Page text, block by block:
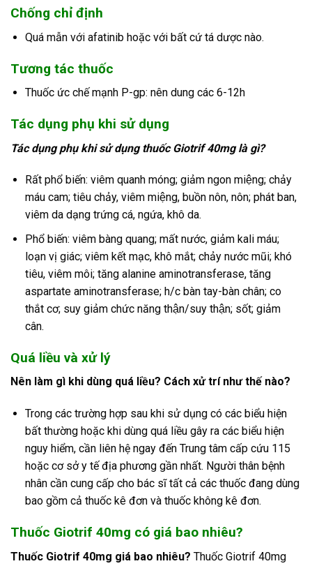
Chống chỉ định
Quá mẫn với afatinib hoặc với bất cứ tá dược nào.
Tương tác thuốc
Thuốc ức chế mạnh P-gp: nên dung các 6-12h
Tác dụng phụ khi sử dụng
Tác dụng phụ khi sử dụng thuốc Giotrif 40mg là gì?
Rất phổ biến: viêm quanh móng; giảm ngon miệng; chảy
máu cam; tiêu chảy, viêm miệng, buồn nôn, nôn; phát ban,
viêm da dạng trứng cá, ngứa, khô da.
Phổ biến: viêm bàng quang; mất nước, giảm kali máu;
loạn vị giác; viêm kết mạc, khô mắt; chảy nước mũi; khó
tiêu, viêm môi; tăng alanine aminotransferase, tăng
aspartate aminotransferase; h/c bàn tay-bàn chân; co
thắt cơ; suy giảm chức năng thận/suy thận; sốt; giảm
cân.
Quá liều và xử lý
Nên làm gì khi dùng quá liều? Cách xử trí như thế nào?
Trong các trường hợp sau khi sử dụng có các biểu hiện
bất thường hoặc khi dùng quá liều gây ra các biểu hiện
nguy hiểm, cần liên hệ ngay đến Trung tâm cấp cứu 115
hoặc cơ sở y tế địa phương gần nhất. Người thân bệnh
nhân cần cung cấp cho bác sĩ tất cả các thuốc đang dùng
bao gồm cả thuốc kê đơn và thuốc không kê đơn.
Thuốc Giotrif 40mg có giá bao nhiêu?
Thuốc Giotrif 40mg giá bao nhiêu? Thuốc Giotrif 40mg